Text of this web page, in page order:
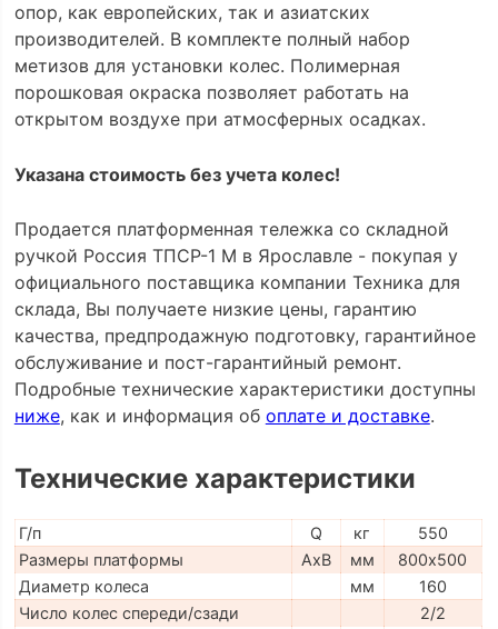
опор, как европейских, так и азиатских
производителей. В комплекте полный набор
метизов для установки колес. Полимерная
порошковая окраска позволяет работать на
открытом воздухе при атмосферных осадках.
Указана стоимость без учета колес!
Продается платформенная тележка со складной
ручкой Россия ТПСР-1 М в Ярославле - покупая у
официального поставщика компании Техника для
склада, Вы получаете низкие цены, гарантию
качества, предпродажную подготовку, гарантийное
обслуживание и пост-гарантийный ремонт.
Подробные технические характеристики доступны
ниже, как и информация об оплате и доставке.
Технические характеристики
Г/п Q кг
550
Размеры платформы
AxB мм
800х500
Диаметр колеса
мм
160
Число колес спереди/сзади
2/2